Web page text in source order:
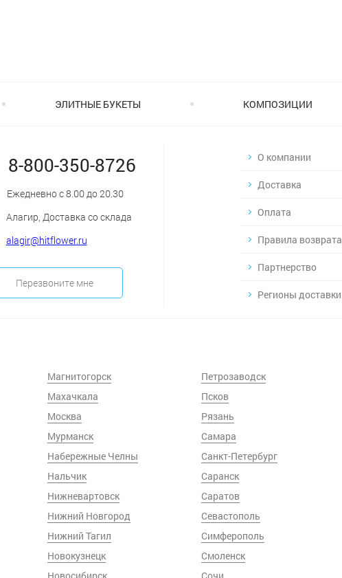
ЭЛИТНЫЕ БУКЕТЫ КОМПОЗИЦИИ
8-800-350-8726
Ежедневно с 8.00 до 20.30
Алагир, Доставка со склада
alagir@hitflower.ru
Перезвоните мне
О компании
Доставка
Оплата
Правила возврата
Партнерство
Регионы доставки
Магнитогорск
Махачкала
Москва
Мурманск
Набережные Челны
Нальчик
Нижневартовск
Нижний Новгород
Нижний Тагил
Новокузнецк
Петрозаводск
Псков
Рязань
Самара
Санкт-Петербург
Саранск
Саратов
Севастополь
Симферополь
Смоленск